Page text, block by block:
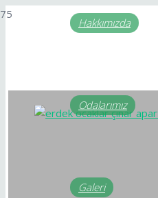
Hakkımızda
Odalarımız
Galeri